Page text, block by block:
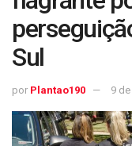
Sul
por Plantao190 9